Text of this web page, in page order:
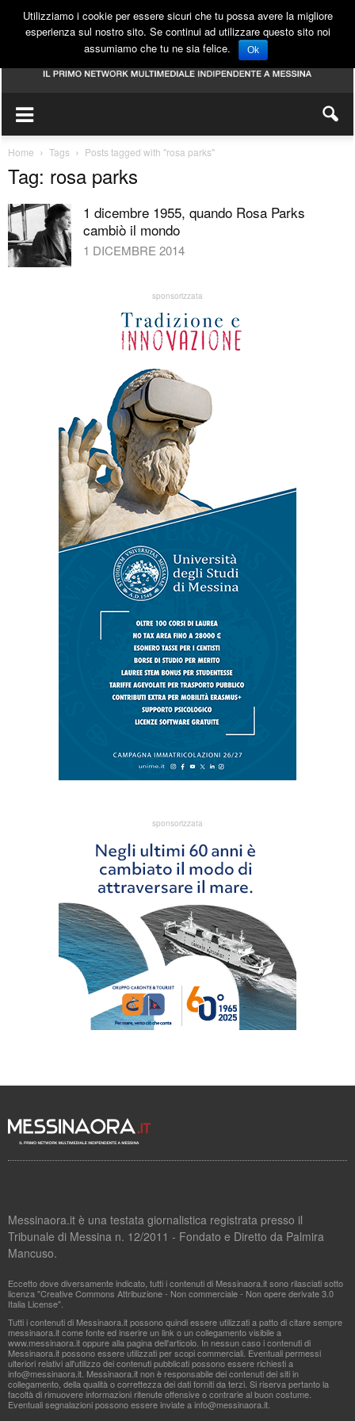
Home Tags Posts tagged with "rosa parks"
Tag: rosa parks
1 dicembre 1955, quando Rosa Parks
cambiò il mondo
1 DICEMBRE 2014
sponsorizzata
sponsorizzata
Messinaora.it è una testata giornalistica registrata presso il
Tribunale di Messina n. 12/2011 - Fondato e Diretto da Palmira
Mancuso.
Eccetto dove diversamente indicato, tutti i contenuti di Messinaora.it sono rilasciati sotto
licenza "Creative Commons Attribuzione - Non commerciale - Non opere derivate 3.0
Italia License".
Tutti i contenuti di Messinaora.it possono quindi essere utilizzati a patto di citare sempre
messinaora.it come fonte ed inserire un link o un collegamento visibile a
www.messinaora.it oppure alla pagina dell'articolo. In nessun caso i contenuti di
Messinaora.it possono essere utilizzati per scopi commerciali. Eventuali permessi
ulteriori relativi all'utilizzo dei contenuti pubblicati possono essere richiesti a
info@messinaora.it . Messinaora.it non è responsabile dei contenuti dei siti in
collegamento, della qualità o correttezza dei dati forniti da terzi. Si riserva pertanto la
facoltà di rimuovere informazioni ritenute offensive o contrarie al buon costume.
Eventuali segnalazioni possono essere inviate ainfo@messinaora.it
Utilizziamo i cookie per essere sicuri che tu possa avere la migliore
esperienza sul nostro sito. Se continui ad utilizzare questo sito noi
assumiamo che tu ne sia felice.
Ok